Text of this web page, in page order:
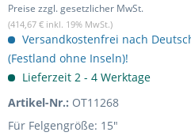
Preise zzgl. gesetzlicher MwSt.
(414,67 € inkl. 19% MwSt.)
Versandkostenfrei nach
(Festland ohne Inseln)!
Lieferzeit 2 - 4 Werktage
Artikel-Nr.: OT11268
Für Felgengröße: 15"